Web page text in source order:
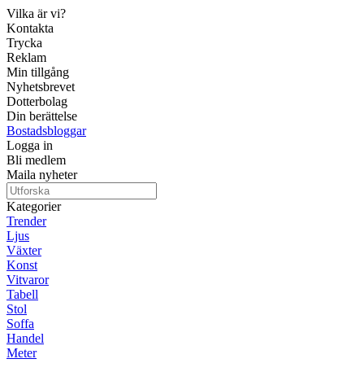
Vilka är vi?
Kontakta
Trycka
Reklam
Min tillgång
Nyhetsbrevet
Dotterbolag
Din berättelse
Bostadsbloggar
Logga in
Bli medlem
Maila nyheter
Kategorier
Trender
Ljus
Växter
Konst
Vitvaror
Tabell
Stol
Soffa
Handel
Meter